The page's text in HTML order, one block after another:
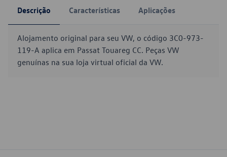
Descrição Características Aplicações
Alojamento original para seu VW, o código 3C0-973-
119-A aplica em Passat Touareg CC. Peças VW
genuínas na sua loja virtual oficial da VW.